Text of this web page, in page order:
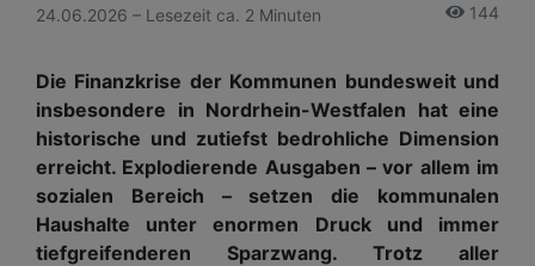
24.06.2026 – Lesezeit ca. 2 Minuten 144
Die Finanzkrise der Kommunen bundesweit und
insbesondere in Nordrhein-Westfalen hat eine
historische und zutiefst bedrohliche Dimension
erreicht. Explodierende Ausgaben – vor allem im
sozialen Bereich – setzen die kommunalen
Haushalte unter enormen Druck und immer
tiefgreifenderen Sparzwang. Trotz aller